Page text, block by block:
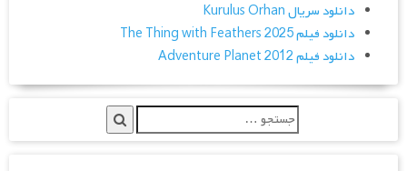
دانلود سریال Kurulus Orhan
دانلود فیلم The Thing with Feathers 2025
دانلود فیلم Adventure Planet 2012